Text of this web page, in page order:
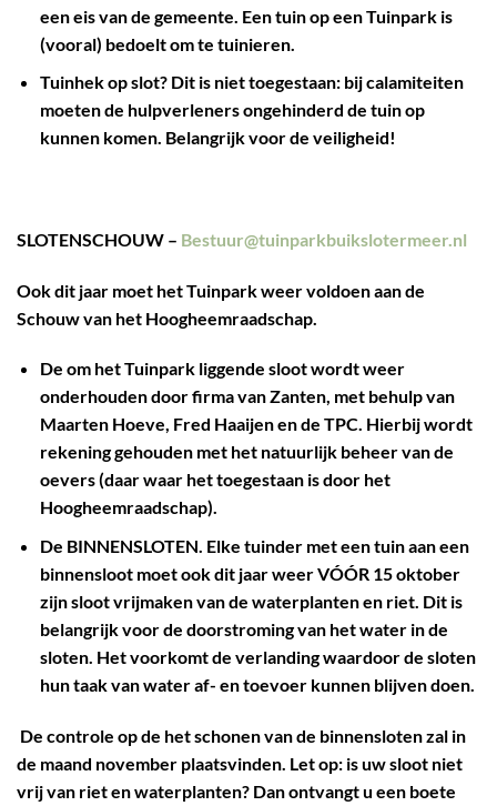
een eis van de gemeente. Een tuin op een Tuinpark is
(vooral) bedoelt om te tuinieren.
Tuinhek op slot? Dit is niet toegestaan: bij calamiteiten
moeten de hulpverleners ongehinderd de tuin op
kunnen komen. Belangrijk voor de veiligheid!
SLOTENSCHOUW – Bestuur@tuinparkbuikslotermeer.nl
Ook dit jaar moet het Tuinpark weer voldoen aan de
Schouw van het Hoogheemraadschap.
De om het Tuinpark liggende sloot wordt weer
onderhouden door firma van Zanten, met behulp van
Maarten Hoeve, Fred Haaijen en de TPC. Hierbij wordt
rekening gehouden met het natuurlijk beheer van de
oevers (daar waar het toegestaan is door het
Hoogheemraadschap).
De BINNENSLOTEN. Elke tuinder met een tuin aan een
binnensloot moet ook dit jaar weer VÓÓR 15 oktober
zijn sloot vrijmaken van de waterplanten en riet. Dit is
belangrijk voor de doorstroming van het water in de
sloten. Het voorkomt de verlanding waardoor de sloten
hun taak van water af- en toevoer kunnen blijven doen.
De controle op de het schonen van de binnensloten zal in
de maand november plaatsvinden. Let op: is uw sloot niet
vrij van riet en waterplanten? Dan ontvangt u een boete